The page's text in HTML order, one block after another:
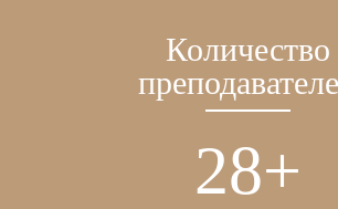
Количество
36+